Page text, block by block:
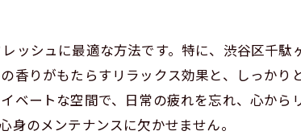
での施術が安心の理由
の良さで利用しやすいサロン
く代々木のリンパマッサージサロン
ッシュに最適な方法です。特に、渋谷区千駄
香りがもたらすリラックス効果と、しっかり
ベートな空間で、日常の疲れを忘れ、心から
身のメンテナンスに欠かせません。